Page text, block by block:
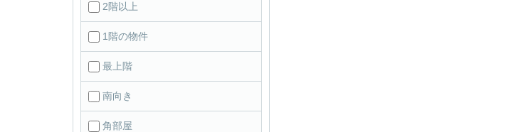
2階以上
1階の物件
最上階
南向き
角部屋